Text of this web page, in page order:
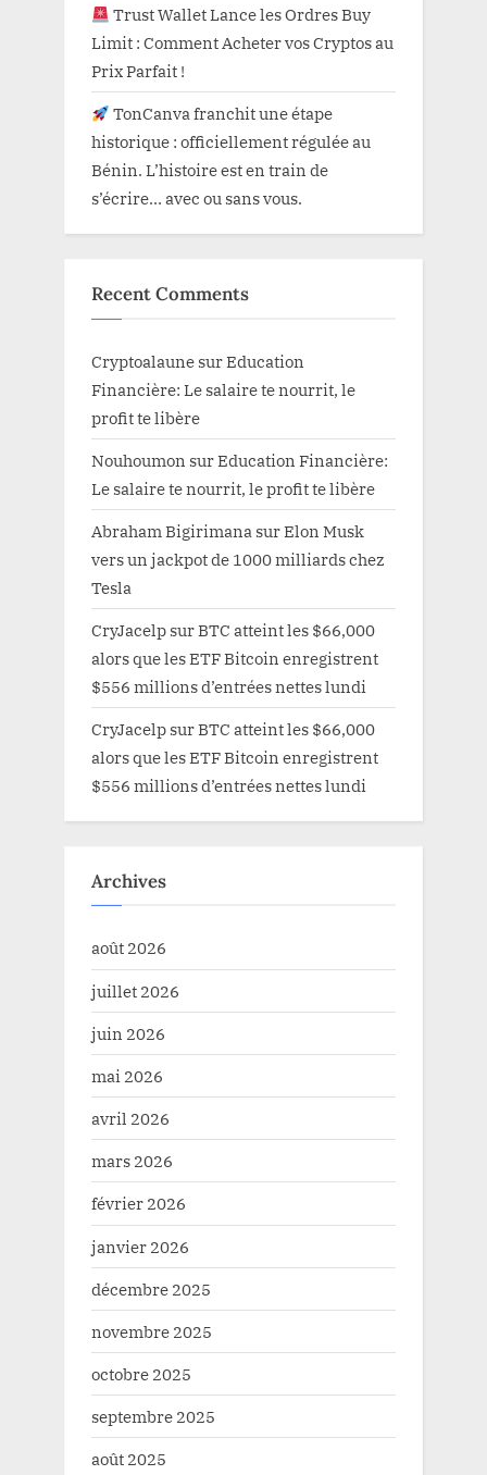
Trust Wallet Lance les Ordres Buy
Limit : Comment Acheter vos Cryptos au
Prix Parfait !
TonCanva franchit une étape
historique : officiellement régulée au
Bénin. L’histoire est en train de
s’écrire… avec ou sans vous.
Recent Comments
Cryptoalaune surEducation
Financière: Le salaire te nourrit, le
profit te libère
Nouhoumon surEducation Financière:
Le salaire te nourrit, le profit te libère
Abraham Bigirimana surElon Musk
vers un jackpot de 1000 milliards chez
Tesla
CryJacelp surBTC atteint les $66,000
alors que les ETF Bitcoin enregistrent
$556 millions d’entrées nettes lundi
CryJacelp surBTC atteint les $66,000
alors que les ETF Bitcoin enregistrent
$556 millions d’entrées nettes lundi
Archives
août 2026
juillet 2026
juin 2026
mai 2026
avril 2026
mars 2026
février 2026
janvier 2026
décembre 2025
novembre 2025
octobre 2025
septembre 2025
août 2025